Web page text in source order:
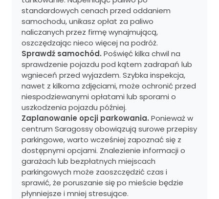
standardowych cenach przed oddaniem
samochodu, unikasz opłat za paliwo
naliczanych przez firmę wynajmującą,
oszczędzając nieco więcej na podróż.
Sprawdź samochód. Poświęć kilka chwil na
sprawdzenie pojazdu pod kątem zadrapań lub
wgnieceń przed wyjazdem. Szybka inspekcja,
nawet z kilkoma zdjęciami, może ochronić przed
niespodziewanymi opłatami lub sporami o
uszkodzenia pojazdu później.
Zaplanowanie opcji parkowania. Ponieważ w
centrum Saragossy obowiązują surowe przepisy
parkingowe, warto wcześniej zapoznać się z
dostępnymi opcjami. Znalezienie informacji o
garażach lub bezpłatnych miejscach
parkingowych może zaoszczędzić czas i
sprawić, że poruszanie się po mieście będzie
płynniejsze i mniej stresujące.